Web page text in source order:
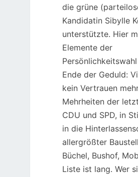
die grüne
Kandidatin Sibylle
unterstützte. Hier
Elemente der
Ende der Geduld:
kein Vertrauen
Mehrheiten der
CDU und SPD, in
in die
allergrößter
Büchel, Bushof,
Liste ist lang. Wer